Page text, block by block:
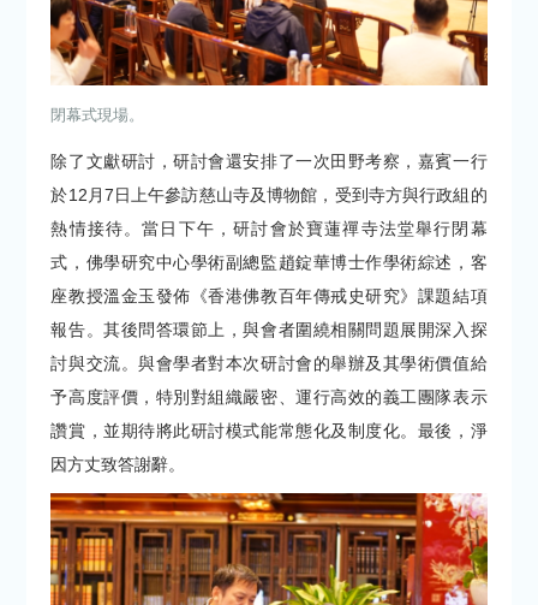
閉幕式現場。
除了文獻研討，研討會還安排了一次田野考察，嘉賓一行
於12月7日上午參訪慈山寺及博物館，受到寺方與行政組的
熱情接待。當日下午，研討會於寶蓮禪寺法堂舉行閉幕
式，佛學研究中心學術副總監趙錠華博士作學術綜述，客
座教授溫金玉發佈《香港佛教百年傳戒史研究》課題結項
報告。其後問答環節上，與會者圍繞相關問題展開深入探
討與交流。與會學者對本次研討會的舉辦及其學術價值給
予高度評價，特別對組織嚴密、運行高效的義工團隊表示
讚賞，並期待將此研討模式能常態化及制度化。最後，淨
因方丈致答謝辭。